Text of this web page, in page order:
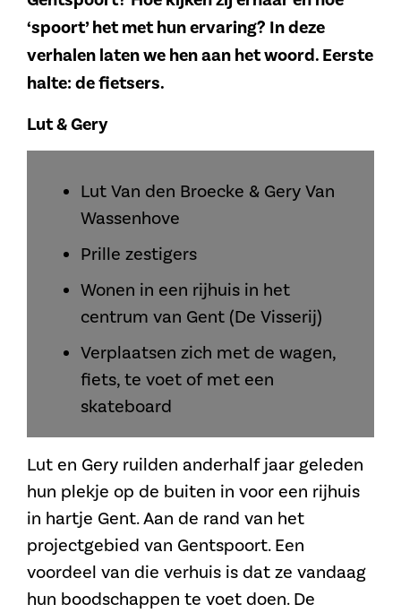
‘spoort’ het met hun ervaring? In deze
verhalen laten we hen aan het woord. Eerste
halte: de fietsers.
Lut & Gery
Lut Van den Broecke & Gery Van
Wassenhove
Prille zestigers
Wonen in een rijhuis in het
centrum van Gent (De Visserij)
Verplaatsen zich met de wagen,
fiets, te voet of met een
skateboard
Lut en Gery ruilden anderhalf jaar geleden
hun plekje op de buiten in voor een rijhuis
in hartje Gent. Aan de rand van het
projectgebied van Gentspoort. Een
voordeel van die verhuis is dat ze vandaag
hun boodschappen te voet doen. De